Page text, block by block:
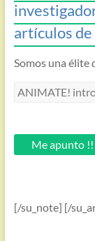
artículos de
Somos una élite
ANIMATE!
email.Me apunto
[/su_note] [/